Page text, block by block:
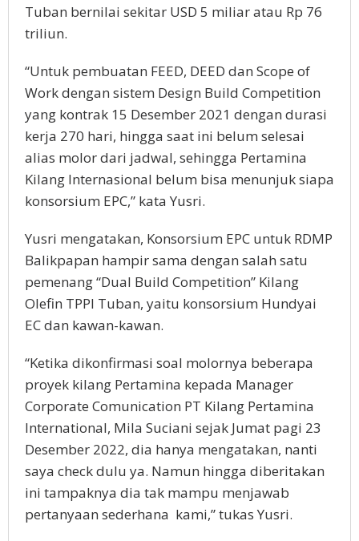
Tuban bernilai sekitar USD 5 miliar atau Rp 76
triliun.
“Untuk pembuatan FEED, DEED dan Scope of
Work dengan sistem Design Build Competition
yang kontrak 15 Desember 2021 dengan durasi
kerja 270 hari, hingga saat ini belum selesai
alias molor dari jadwal, sehingga Pertamina
Kilang Internasional belum bisa menunjuk siapa
konsorsium EPC,” kata Yusri.
Yusri mengatakan, Konsorsium EPC untuk RDMP
Balikpapan hampir sama dengan salah satu
pemenang “Dual Build Competition” Kilang
Olefin TPPI Tuban, yaitu konsorsium Hundyai
EC dan kawan-kawan.
“Ketika dikonfirmasi soal molornya beberapa
proyek kilang Pertamina kepada Manager
Corporate Comunication PT Kilang Pertamina
International, Mila Suciani sejak Jumat pagi 23
Desember 2022, dia hanya mengatakan, nanti
saya check dulu ya. Namun hingga diberitakan
ini tampaknya dia tak mampu menjawab
pertanyaan sederhana kami,” tukas Yusri.